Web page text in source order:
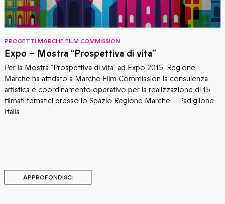
PROGETTI MARCHE FILM COMMISSION
Expo – Mostra “Prospettiva di vita”
Per la Mostra “Prospettiva di vita” ad Expo 2015, Regione
Marche ha affidato a Marche Film Commission la consulenza
artistica e coordinamento operativo per la realizzazione di 15
filmati tematici presso lo Spazio Regione Marche – Padiglione
Italia.
APPROFONDISCI